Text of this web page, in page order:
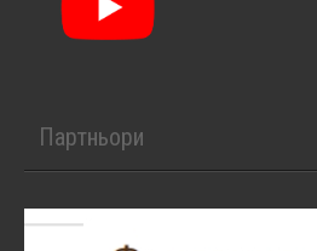
Партньори